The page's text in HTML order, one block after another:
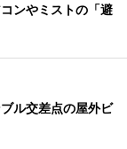
ンやミストの「避
ル交差点の屋外ビ